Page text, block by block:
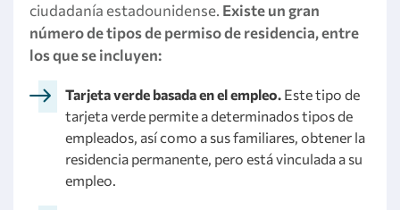
ciudadanía estadounidense. Existe un gran
número de tipos de permiso de residencia, entre
los que se incluyen:
Tarjeta verde basada en el empleo. Este tipo de
tarjeta verde permite a determinados tipos de
empleados, así como a sus familiares, obtener la
residencia permanente, pero está vinculada a su
empleo.